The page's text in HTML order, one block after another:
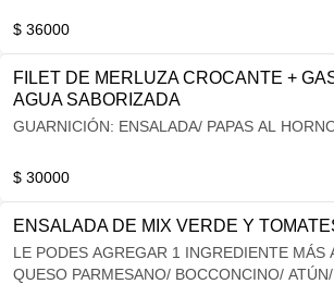
$ 36000
FILET DE MERLUZA CROCANTE +
AGUA SABORIZADA
GUARNICIÓN: ENSALADA/ PAPAS AL
$ 30000
ENSALADA DE MIX VERDE Y
LE PODES AGREGAR 1 INGREDIENTE MÁS
QUESO PARMESANO/ BOCCONCINO/